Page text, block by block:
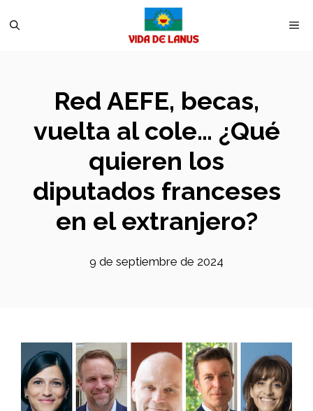
Red AEFE, becas,
vuelta al cole… ¿Qué
quieren los
diputados franceses
en el extranjero?
9 de septiembre de 2024